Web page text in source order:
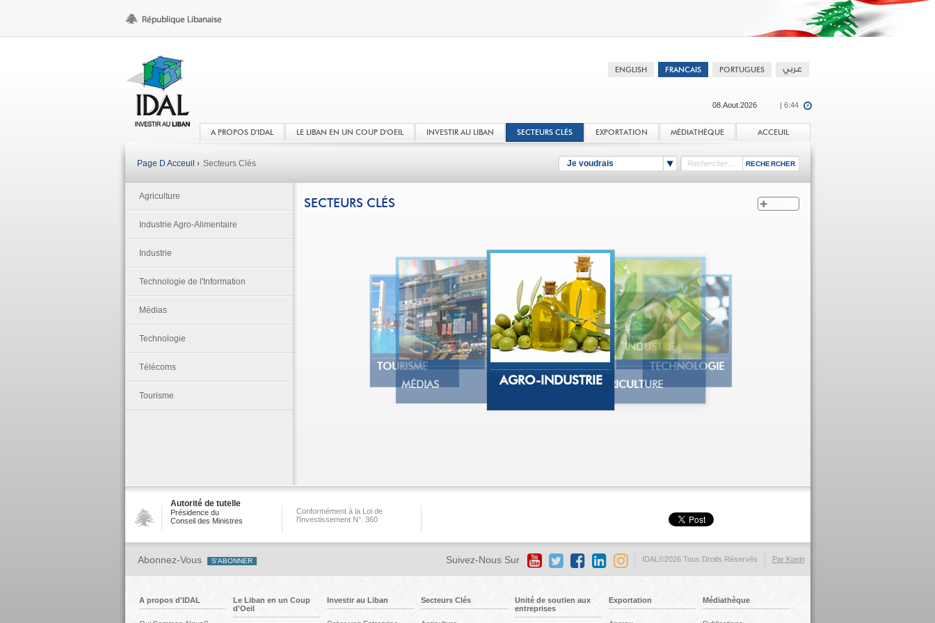
08.Aout.2026 | 6:44
A PROPOS D'IDAL LE LIBAN EN UN COUP D'OEIL INVESTIR AU LIBAN SECTEURS CLÉS EXPORTATION MÉDIATHÈQUE ACCEUIL
Je voudrais
Page D Acceuil › Secteurs Clés
Agriculture
Industrie Agro-Alimentaire
Industrie
Technologie de l'Information
Médias
Technologie
Télécoms
Tourisme
SECTEURS CLÉS
TOURISME
MÉDIAS
AGRO-INDUSTRIEAGRICULTURE
TECHNOLOGIE
INDUSTRIE
TECHNOLOGIE
D'INFORMATION
TÉLÉCOMS
Autorité de tutelle
Présidence du
Conseil des Ministres
Conformément à la Loi de
l'Investissement N°. 360
Par Koein
IDAL©2026 Tous Droits Réservés
Abonnez-Vous Suivez-Nous Sur
A propos d'IDAL
Le Liban en un Coup
d'Oeil
Investir au Liban Secteurs Clés
Unité de soutien aux
entreprises
Exportation Médiathèque